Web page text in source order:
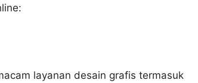
layanan desain grafis termasuk